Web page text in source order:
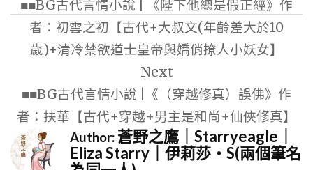
導
覽
■■BG古代言情小說 | 《陛下他總是假正經》作
者：初雲之初【古代+大叔文(年齡差大於10
歲)+清冷禁欲道士皇帝與嬌俏撩人小妖女】
Next
■■BG古代言情小說 |《（穿越修真）誤佛》作
者：扶華【古代+穿越+男主是和尚+仙俠修真】
Author:蒼野之鷹｜Starryeagle｜
Eliza Starry｜伊莉莎・S(兩個筆名